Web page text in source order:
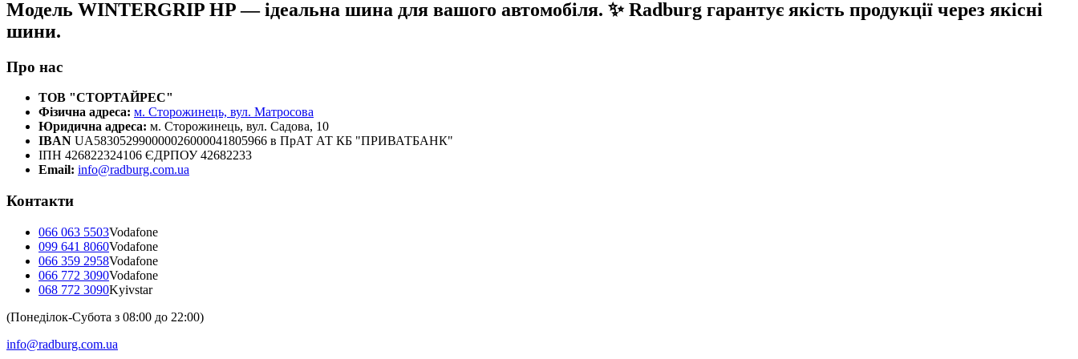
Модель WINTERGRIP HP — ідеальна шина для вашого автомобіля. ✨ Radburg гарантує якість продукції через якісні
шини.
Про нас
ТОВ "СТОРТАЙРЕС"
Фізична адреса: м. Сторожинець, вул. Матросова
Юридична адреса: м. Сторожинець, вул. Садова, 10
IBAN UA583052990000026000041805966 в ПрАТ АТ КБ "ПРИВАТБАНК"
ІПН 426822324106 ЄДРПОУ 42682233
Email: info@radburg.com.ua
Контакти
066 063 5503Vodafone
099 641 8060Vodafone
066 359 2958Vodafone
066 772 3090Vodafone
068 772 3090Kyivstar
(Понеділок-Субота з 08:00 до 22:00)
info@radburg.com.ua